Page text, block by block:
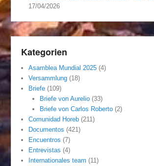
17/04/2026
Kategorien
Asamblea Mundial 2025 (4)
Versammlung (18)
Briefe (109)
Briefe von Aurelio(33)
Briefe von Carlos Roberto(2)
Comunidad Horeb (211)
Documentos (421)
Encuentros (7)
Entrevistas (4)
Internationales team (11)